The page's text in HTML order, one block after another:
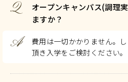
Q
オープンキャンパス(調理
ますか？
A
費用は一切かかりません。
頂き入学をご検討ください。